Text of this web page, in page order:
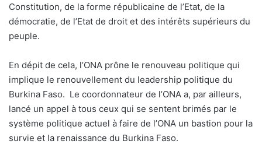
Constitution, de la forme républicaine de l’Etat, de la
démocratie, de l’Etat de droit et des intérêts supérieurs du
peuple.
En dépit de cela, l’ONA prône le renouveau politique qui
implique le renouvellement du leadership politique du
Burkina Faso. Le coordonnateur de l’ONA a, par ailleurs,
lancé un appel à tous ceux qui se sentent brimés par le
système politique actuel à faire de l’ONA un bastion pour la
survie et la renaissance du Burkina Faso.